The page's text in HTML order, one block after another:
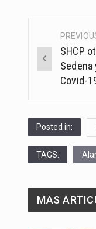
PostSHCP
Covid-
Posted in:
TAGS:
MAS